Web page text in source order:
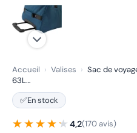
Accueil › Valises › Sac de
63L…
✅En stock
★★★★★
★★★★★ 4,2(170 avis)